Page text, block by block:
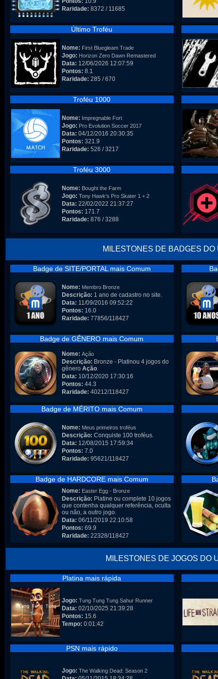
Raridade: 8372 / 11685
Último Troféu
Nome: First Bluegleam Trade
Jogo: Horizon Zero Dawn Remastered
Data: 12/06/2026 12:07:59
Pontos: 8.1
Raridade: 285 / 670
Troféu 1000
Nome: Impregnable Fort
Jogo: Pro Evolution Soccer 2017
Data: 04/12/2016 20:30:35
Pontos: 321.9
Raridade: 526 / 3217
Troféu 3000
Nome: Bought the Farm
Jogo: Tony Hawk's Pro Skater 1 + 2
Data: 22/02/2022 21:37:27
Pontos: 171.7
Raridade: 876 / 3288
MILESTONES DE BADGES DO
Badge de SITE/PORTAL mais Comum
Nome: Membro Bronze
Descrição: 1 ano de cadastro no site.
Data: 11/09/2016 09:52:22
Pontos: 16.0
Raridade: 77856/118427
Badge de GÊNERO mais Comum
Nome: Ação
Descrição: Bronze - Platinou 4 jogos do
gênero Ação.
Data: 10/12/2020 17:30:16
Pontos: 44.3
Raridade: 40212/118427
Badge de MÉRITO mais Comum
Nome: Meus primeiros troféus
Descrição: Conquiste 100 troféus.
Data: 12/08/2015 17:59:34
Pontos: 7.0
Raridade: 95621/118427
Badge de HARDCORE mais Comum
Nome: Easter Egg - Bronze
Descrição: Platine ou complete 10 jogos
que contenha qualquer referência, oculta
ou não, a outro jogo.
Data: 06/11/2019 22:10:58
Pontos: 69.9
Raridade: 22328/118427
MILESTONES DE JOGOS DO
Platina mais rápida
Jogo: Tung Tung Tung Sahur Runner
Data: 02/10/2025 21:39:28
Pontos: 15.6
Tempo: 0:01:42
PSN mais rápido
Jogo: The Walking Dead: Season 2